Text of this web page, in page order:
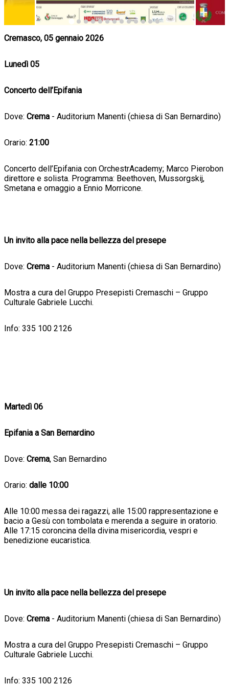
Cremasco, 05 gennaio 2026
Lunedì 05
Concerto dell’Epifania
Dove: Crema - Auditorium Manenti (chiesa di San Bernardino)
Orario: 21:00
Concerto dell’Epifania con OrchestrAcademy; Marco Pierobon
direttore e solista. Programma: Beethoven, Mussorgskij,
Smetana e omaggio a Ennio Morricone.
Un invito alla pace nella bellezza del presepe
Dove: Crema - Auditorium Manenti (chiesa di San Bernardino)
Mostra a cura del Gruppo Presepisti Cremaschi – Gruppo
Culturale Gabriele Lucchi.
Info: 335 100 2126
Martedì 06
Epifania a San Bernardino
Dove: Crema, San Bernardino
Orario: dalle 10:00
Alle 10:00 messa dei ragazzi, alle 15:00 rappresentazione e
bacio a Gesù con tombolata e merenda a seguire in oratorio.
Alle 17:15 coroncina della divina misericordia, vespri e
benedizione eucaristica.
Un invito alla pace nella bellezza del presepe
Dove: Crema - Auditorium Manenti (chiesa di San Bernardino)
Mostra a cura del Gruppo Presepisti Cremaschi – Gruppo
Culturale Gabriele Lucchi.
Info: 335 100 2126